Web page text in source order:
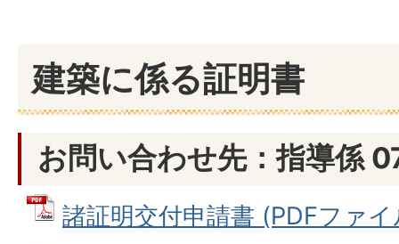
建築に係る証明書
お問い合わせ先：指導係
諸証明交付申請書 (PDFファ